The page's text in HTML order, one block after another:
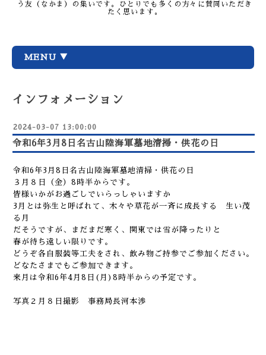
う友（なかま）の集いです。ひとりでも多くの方々に賛同いただき
たく思います。
MENU ▼
インフォメーション
2024-03-07 13:00:00
令和6年3月8日名古山陸海軍墓地清掃・供花の日
令和6年3月8日名古山陸海軍墓地清掃・供花の日
３月８日（金）8時半からです。
皆様いかがお過ごしでいらっしゃいますか
3月とは弥生と呼ばれて、木々や草花が一斉に成長する 生い茂
る月
だそうですが、まだまだ寒く、関東では雪が降ったりと
春が待ち遠しい限りです。
どうぞ各自服装等工夫をされ、飲み物ご持参でご参加ください。
どなたさまでもご参加できます。
来月は令和6年4月8日(月)8時半からの予定です。
写真２月８日撮影 事務局長河本渉